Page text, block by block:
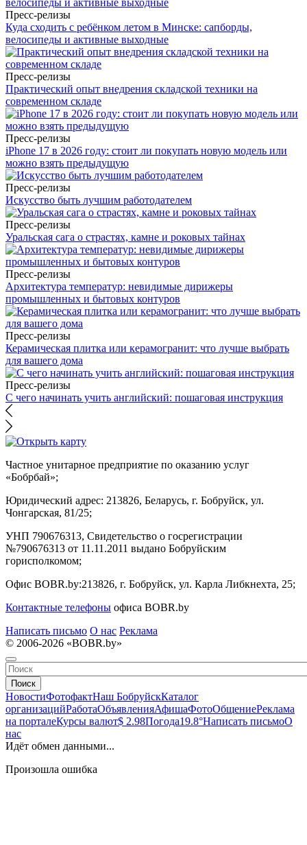
Пресс-релизы
Куда сходить с ребёнком летом в Минске: сапборды,
велосипеды и активные выходные
Пресс-релизы
Практический опыт внедрения складской техники на
современном складе
Пресс-релизы
iPhone 17 в 2026 году: стоит ли покупать новую модель или
можно взять предыдущую
Пресс-релизы
Искусство быть лучшим работодателем
Пресс-релизы
Уральская сага о страстях, камне и роковых тайнах
Пресс-релизы
Архитектура температур: невидимые дирижеры
промышленных и бытовых контуров
Пресс-релизы
Керамическая плитка или керамогранит: что лучше выбрать
для вашего дома
Пресс-релизы
С чего начинать учить английский: пошаговая инструкция
Частное унитарное предприятие по оказанию услуг
«Бобрбай»;
Юридический адрес: 213826, Беларусь, г. Бобруйск, ул.
Чонгарская, 81/25;
УНП 790676313, Свидетельство о госрегистрации
№790676313 от 11.11.2011 выдано Бобруйским
горисполкомом;
Офис BOBR.by:213826, г. Бобруйск, ул. Карла Либкнехта, 25;
Контактные телефоны офиса BOBR.by
Написать письмо О нас Реклама
© 2006-2026 «BOBR.by»
Поиск
НовостиФотофактНаш БобруйскКаталог
организацийРаботаОбъявленияАфишаФотоОбщениеРеклама
на порталеКурсы валют$ 2.98Погода19.8°Написать письмоО
нас
Идёт обмен данными...
Произошла ошибка